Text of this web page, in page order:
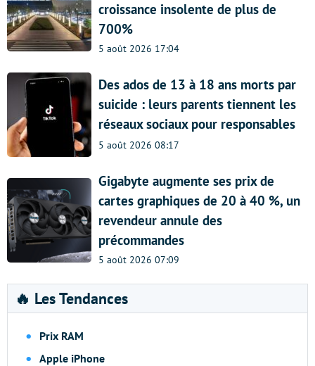
croissance insolente de plus de
700%
5 août 2026 17:04
Des ados de 13 à 18 ans morts par
suicide : leurs parents tiennent les
réseaux sociaux pour responsables
5 août 2026 08:17
Gigabyte augmente ses prix de
cartes graphiques de 20 à 40 %, un
revendeur annule des
précommandes
5 août 2026 07:09
🔥 Les Tendances
Prix RAM
Apple iPhone